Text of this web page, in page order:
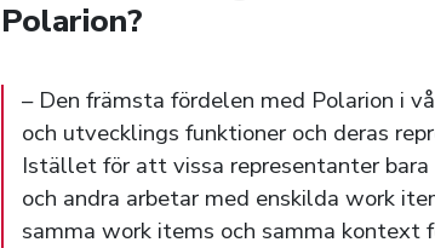
Polarion?
– Den främsta fördelen med Polarion i
och utvecklings funktioner och deras
Istället för att vissa representanter
och andra arbetar med enskilda work
samma work items och samma kontext